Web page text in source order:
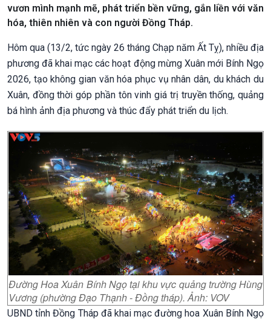
vươn mình mạnh mẽ, phát triển bền vững, gắn liền với văn
hóa, thiên nhiên và con người Đồng Tháp.
Hôm qua (13/2, tức ngày 26 tháng Chạp năm Ất Tỵ), nhiều địa
phương đã khai mạc các hoạt động mừng Xuân mới Bính Ngọ
2026, tạo không gian văn hóa phục vụ nhân dân, du khách du
Xuân, đồng thời góp phần tôn vinh giá trị truyền thống, quảng
bá hình ảnh địa phương và thúc đẩy phát triển du lịch.
Đường Hoa Xuân Bính Ngọ tại khu vực quảng trường Hùng
Vương (phường Đạo Thạnh - Đồng tháp). Ảnh: VOV
UBND tỉnh Đồng Tháp đã khai mạc đường hoa Xuân Bính Ngọ